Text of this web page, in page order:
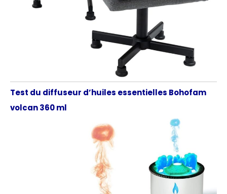
Test du diffuseur d’huiles essentielles Bohofam
volcan 360 ml